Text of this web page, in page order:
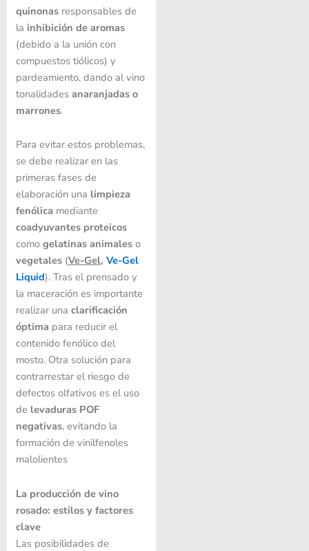
quinonasresponsables de
la inhibición de aromas
(debido a la unión con
compuestos tiólicos) y
pardeamiento, dando al vino
tonalidades anaranjadas o
marrones.
Para evitar estos problemas,
se debe realizar en las
primeras fases de
elaboración una limpieza
fenólica mediante
coadyuvantes proteicos
como gelatinas animaleso
vegetales(Ve-Gel, Ve-Gel
Liquid). Tras el prensado y
la maceración es importante
realizar una clarificación
óptima para reducir el
contenido fenólico del
mosto. Otra solución para
contrarrestar el riesgo de
defectos olfativos es el uso
de levaduras POF
negativas, evitando la
formación de vinilfenoles
malolientes
La producción de vino
rosado: estilos y factores
clave
Las posibilidades de